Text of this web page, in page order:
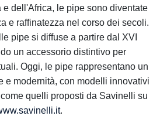
dell'Africa, le pipe sono diventate
e raffinatezza nel corso dei secoli.
pipe si diffuse a partire dal XVI
un accessorio distintivo per
Oggi, le pipe rappresentano un
e modernità, con modelli innovativi
quelli proposti da Savinelli su
.